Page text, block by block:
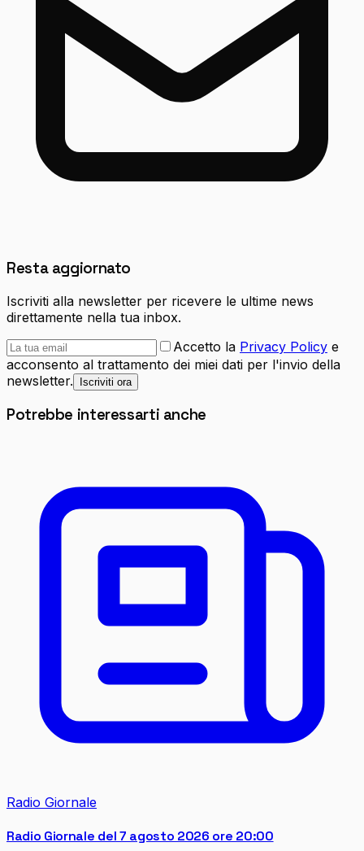
Resta aggiornato
Iscriviti alla newsletter per ricevere le ultime news
direttamente nella tua inbox.
Accetto la Privacy Policy e
acconsento al trattamento dei miei dati per l'invio della
newsletter.
Iscriviti ora
Potrebbe interessarti anche
Radio Giornale
Radio Giornale del 7 agosto 2026 ore 20:00